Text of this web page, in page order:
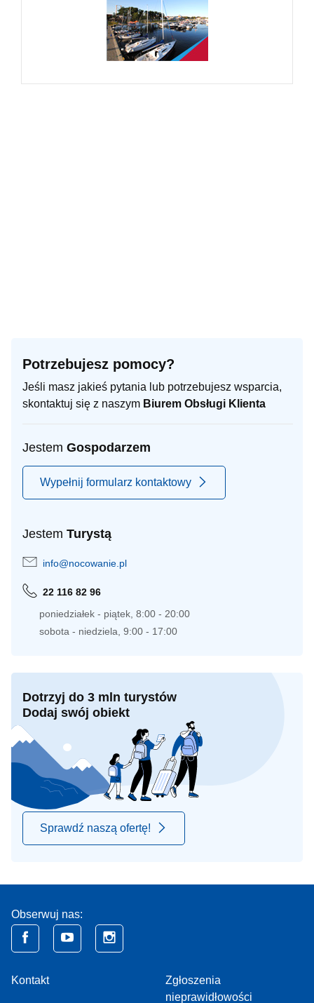
Potrzebujesz pomocy?
Jeśli masz jakieś pytania lub potrzebujesz wsparcia,
skontaktuj się z naszym Biurem Obsługi Klienta
Jestem Gospodarzem
Wypełnij formularz kontaktowy
Jestem Turystą
info@nocowanie.pl
22 116 82 96
poniedziałek - piątek, 8:00 - 20:00
sobota - niedziela, 9:00 - 17:00
Dotrzyj do 3 mln turystów
Dodaj swój obiekt
Sprawdź naszą ofertę!
Obserwuj nas:
Kontakt
Zgłoszenia
nieprawidłowości